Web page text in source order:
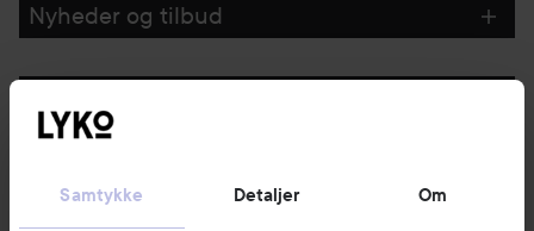
Samtykke Detaljer Om
Nyheder og tilbud
Kundeservice